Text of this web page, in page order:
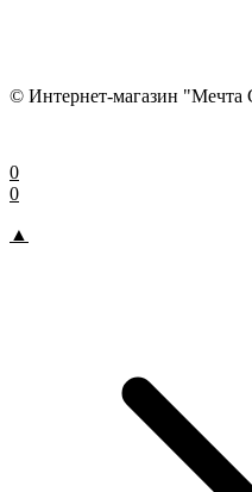
© Интернет-магазин "Мечта
0
0
▲